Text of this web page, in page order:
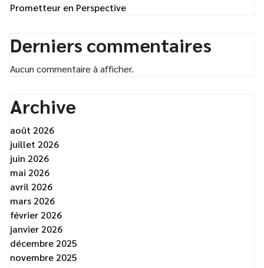
Prometteur en Perspective
Derniers commentaires
Aucun commentaire à afficher.
Archive
août 2026
juillet 2026
juin 2026
mai 2026
avril 2026
mars 2026
février 2026
janvier 2026
décembre 2025
novembre 2025